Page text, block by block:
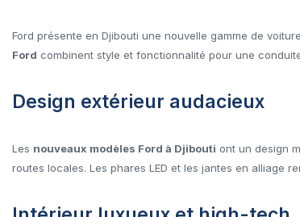
Ford présente en Djibouti une nouvelle gamme de
Ford combinent style et fonctionnalité pour une
Design extérieur audacieux
Les nouveaux modèles Ford à Djibouti ont un design
routes locales. Les phares LED et les jantes en alliage